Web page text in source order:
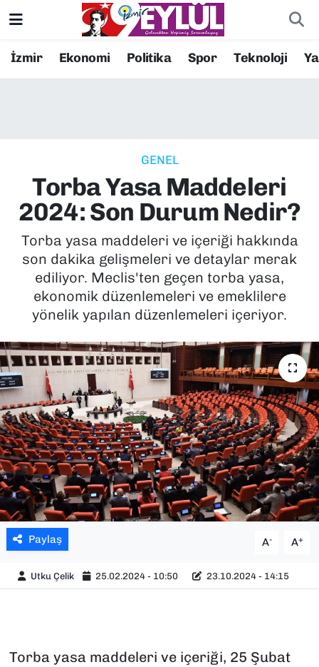
İzmir Ekonomi Politika Spor Teknoloji
GENEL
Torba Yasa Maddeleri
2024: Son Durum Nedir?
Torba yasa maddeleri ve içeriği hakkında
son dakika gelişmeleri ve detaylar merak
ediliyor. Meclis'ten geçen torba yasa,
ekonomik düzenlemeleri ve emeklilere
yönelik yapılan düzenlemeleri içeriyor.
Paylaş A- A+
Utku Çelik 25.02.2024 - 10:50 23.10.2024 - 14:15
Torba yasa maddeleri ve içeriği, 25 Şubat
Resmi İlanlar
EKONOMİ
KÜLTÜR SANAT
MAGAZİN
POLİTİKA
SAĞLIK
SPOR
TEKNOLOJİ
YAŞAM
YEREL YÖNETİMLER
Konak Nöbetçi Eczaneler
Süper Lig Puan Durumu ve Fikstür
Tüm Manşetler
Son Dakika Haberleri
Haber Arşivi